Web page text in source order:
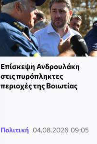
Επίσκεψη Ανδρουλάκη
στις πυρόπληκτες
περιοχές της Βοιωτίας
Πολιτική 04.08.2026 09:05